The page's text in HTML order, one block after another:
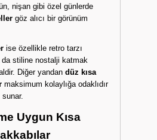
nişan gibi özel günlerde
göz alıcı bir görünüm
ise özellikle retro tarzı
stiline nostalji katmak
Diğer yandan düz kısa
maksimum kolaylığa odaklıdır
Uygun Kısa